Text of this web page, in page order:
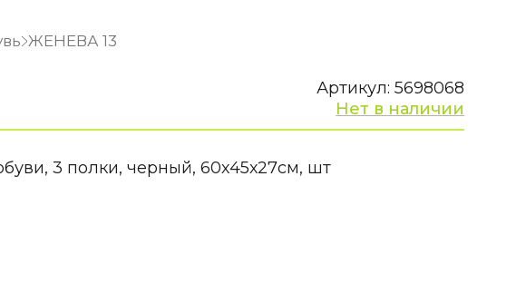
ЖЕНЕВА 13
Артикул: 5698068
Нет в наличии
3 полки, черный, 60х45х27см, шт